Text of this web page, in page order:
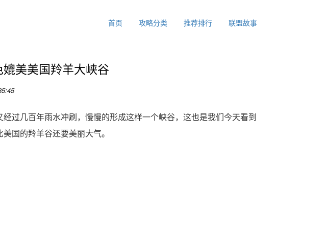
首页 攻略分类 推荐排行 联盟故事
美美国羚羊大峡谷
过几百年雨水冲刷，慢慢的形成这样一个峡谷，这也是我们今天看到
国的羚羊谷还要美丽大气。